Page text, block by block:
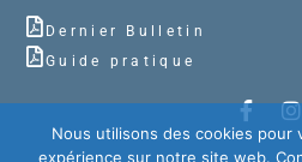
Dernier Bulletin
Guide pratique
Nous utilisons des cookies pour
expérience sur notre site web.